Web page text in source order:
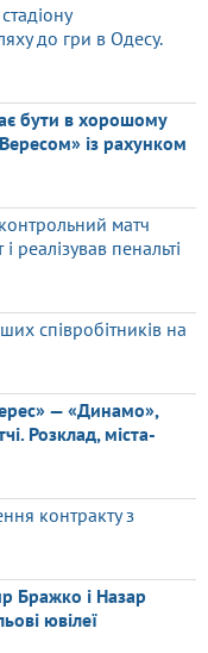
до гри в Одесу.
бути в хорошому
із рахунком
матч
пенальті
співробітників на
— «Динамо»,
Розклад, міста-
контракту з
Бражко і Назар
ювілеї